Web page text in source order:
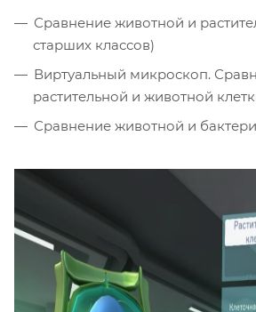
Сравнение животной и
старших классов)
Виртуальный микроскоп.
растительной и животной
Сравнение животной и